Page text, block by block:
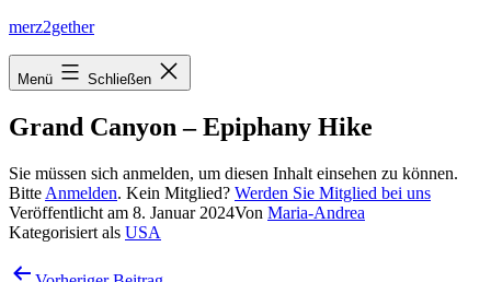
Zum
springen
merz2gether
Menü Schließen
Grand Canyon – Epiphany Hike
Sie müssen sich anmelden, um diesen Inhalt einsehen zu können.
Bitte Anmelden. Kein Mitglied? Werden Sie Mitglied bei uns
Veröffentlicht am 8. Januar 2024Von Maria-Andrea
Kategorisiert als USA
Beitragsnavigation